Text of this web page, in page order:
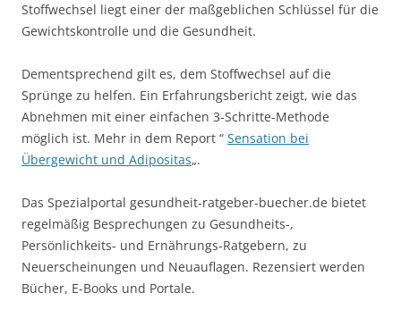
Stoffwechsel liegt einer der maßgeblichen Schlüssel für die
Gewichtskontrolle und die Gesundheit.
Dementsprechend gilt es, dem Stoffwechsel auf die
Sprünge zu helfen. Ein Erfahrungsbericht zeigt, wie das
Abnehmen mit einer einfachen 3-Schritte-Methode
möglich ist. Mehr in dem Report “ Sensation bei
Übergewicht und Adipositas„.
Das Spezialportal gesundheit-ratgeber-buecher.de bietet
regelmäßig Besprechungen zu Gesundheits-,
Persönlichkeits- und Ernährungs-Ratgebern, zu
Neuerscheinungen und Neuauflagen. Rezensiert werden
Bücher, E-Books und Portale.